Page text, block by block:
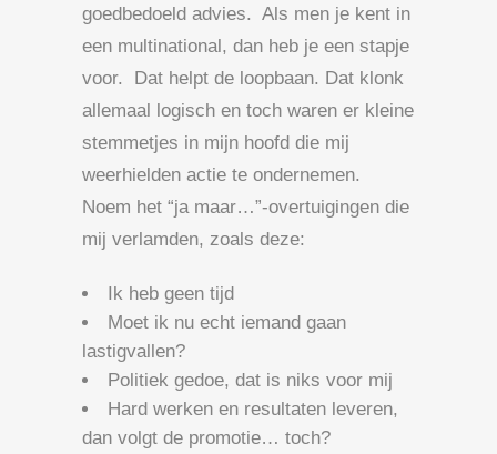
goedbedoeld advies. Als men je kent in
een multinational, dan heb je een stapje
voor. Dat helpt de loopbaan. Dat klonk
allemaal logisch en toch waren er kleine
stemmetjes in mijn hoofd die mij
weerhielden actie te ondernemen.
Noem het “ja maar…”-overtuigingen die
mij verlamden, zoals deze:
Ik heb geen tijd
Moet ik nu echt iemand gaan
lastigvallen?
Politiek gedoe, dat is niks voor mij
Hard werken en resultaten leveren,
dan volgt de promotie… toch?